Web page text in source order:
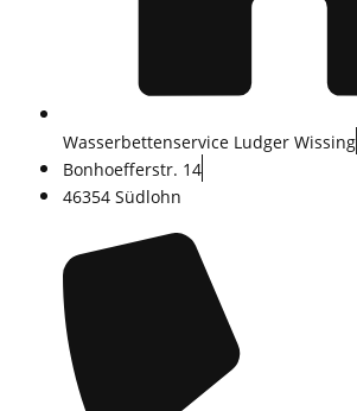
Wasserbettenservice Ludger Wissing
Bonhoefferstr. 14
46354 Südlohn